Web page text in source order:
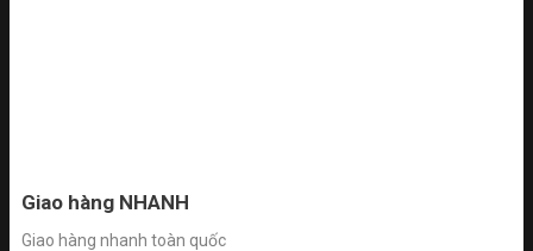
Giao hàng NHANH
Giao hàng nhanh toàn quốc